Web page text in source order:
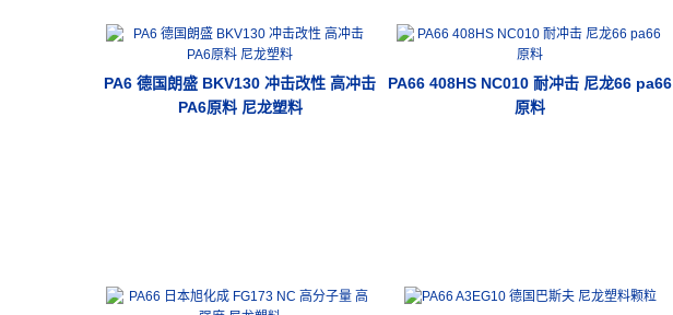
PA6 德国朗盛 BKV130 冲击改性 高冲击
PA6原料 尼龙塑料
PA66 408HS NC010 耐冲击 尼龙66 pa66
原料